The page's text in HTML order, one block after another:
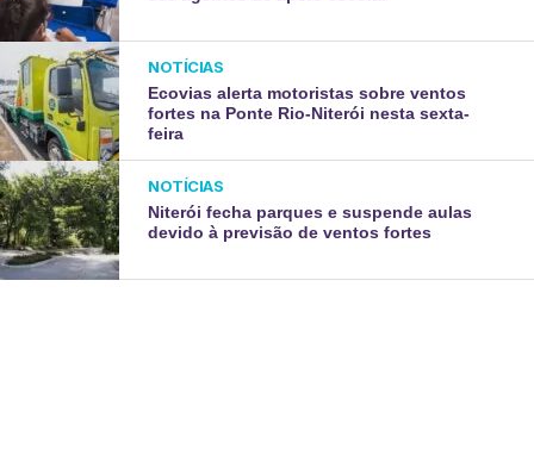
NOTÍCIAS
Ecovias alerta motoristas sobre ventos
fortes na Ponte Rio-Niterói nesta sexta-
feira
NOTÍCIAS
Niterói fecha parques e suspende aulas
devido à previsão de ventos fortes